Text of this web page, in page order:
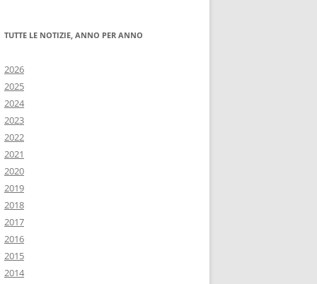
TUTTE LE NOTIZIE, ANNO PER ANNO
2026
2025
2024
2023
2022
2021
2020
2019
2018
2017
2016
2015
2014